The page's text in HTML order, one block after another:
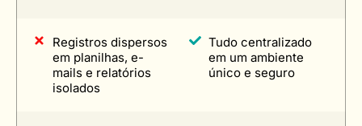
Registros dispersos
em planilhas, e-
mails e relatórios
isolados
Tudo centralizado
em um ambiente
único e seguro